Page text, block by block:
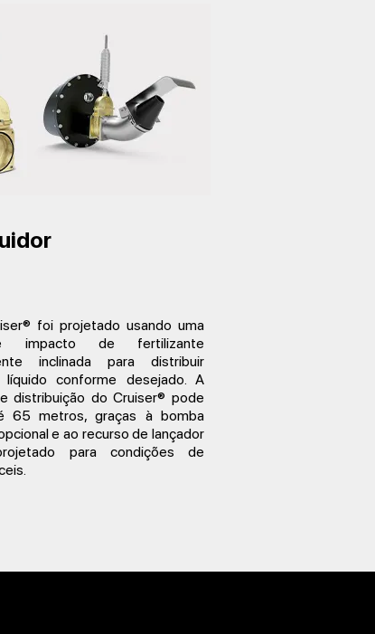
foi projetado usando uma
impacto de fertilizante
inclinada para distribuir
líquido conforme desejado. A
distribuição do Cruiser® pode
65 metros, graças à bomba
e ao recurso de lançador
para condições de